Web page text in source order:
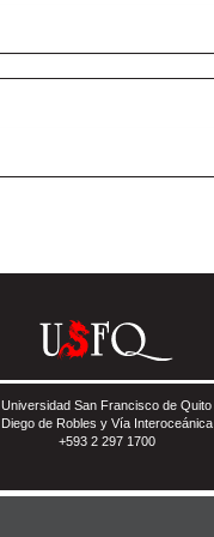
Universidad San Francisco de Quito
Diego de Robles y Vía Interoceánica
+593 2 297 1700